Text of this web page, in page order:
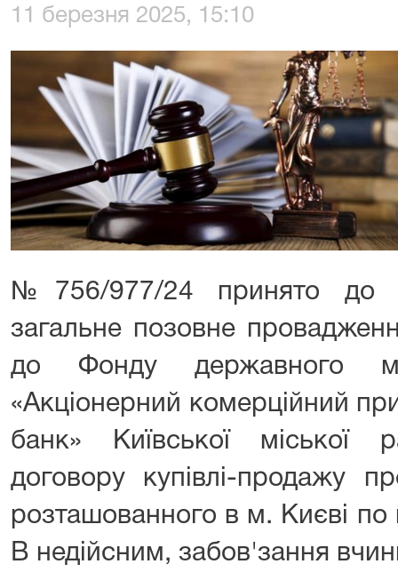
11 березня 2025, 15:10
№756/977/24 принято до
загальне позовне
до Фонду державного
«Акціонерний комерційний
банк» Київської міської
договору купівлі-продажу
розташованного в м. Києві
В недійсним, забов'зання